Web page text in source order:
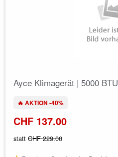
Ayce Klimagerät | 5000 BTU
🔥 AKTION -40%
CHF 137.00
statt CHF 229.00